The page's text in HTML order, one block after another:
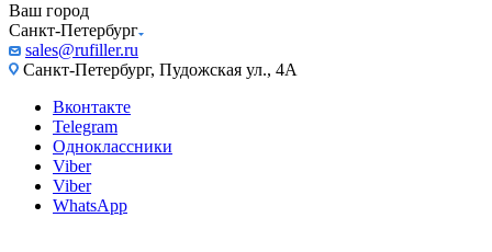
Ваш город
Санкт-Петербург
sales@rufiller.ru
Санкт-Петербург, Пудожская ул., 4А
Вконтакте
Telegram
Одноклассники
Viber
Viber
WhatsApp